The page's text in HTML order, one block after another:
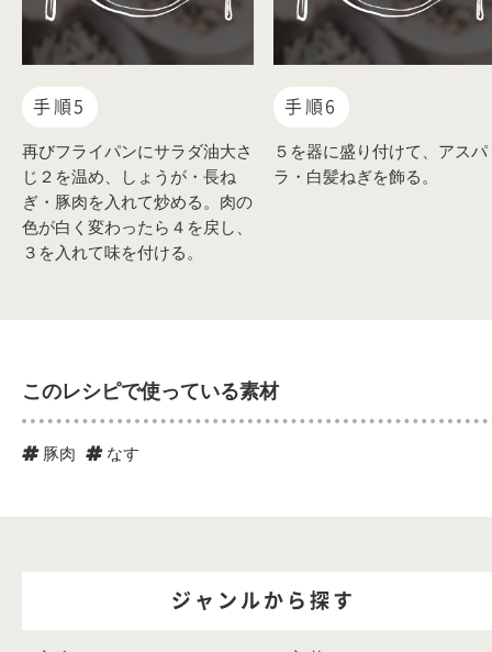
手順5
再びフライパンにサラダ油大さ
じ２を温め、しょうが・長ね
ぎ・豚肉を入れて炒める。肉の
色が白く変わったら４を戻し、
３を入れて味を付ける。
手順6
５を器に盛り付けて、アスパ
ラ・白髪ねぎを飾る。
このレシピで使っている素材
豚肉 なす
ジャンルから探す